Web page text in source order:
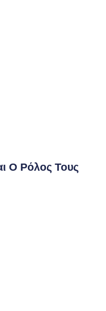
Ο Ρόλος Τους